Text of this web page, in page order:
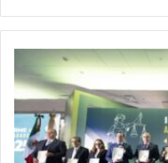
Tribunal
de
Justicia
Administrativa
de
Guanajuato